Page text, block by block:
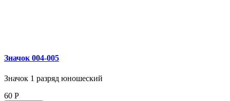
Значок 004‑005
Значок 1 разряд юношеский
60 Р